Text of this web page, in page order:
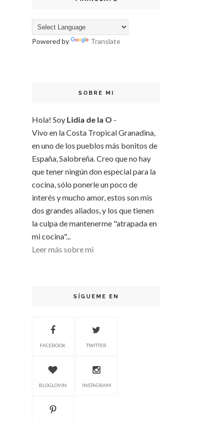
Powered by Translate
SOBRE MI
Hola! Soy Lidia de la O -
Vivo en la Costa Tropical Granadina,
en uno de los pueblos más bonitos de
España, Salobreña. Creo que no hay
que tener ningún don especial para la
cocina, sólo ponerle un poco de
interés y mucho amor, estos son mis
dos grandes aliados, y los que tienen
la culpa de mantenerme "atrapada en
mi cocina"...
Leer más sobre mi
SÍGUEME EN
FACEBOOK TWITTER
BLOGLOVIN INSTAGRAM